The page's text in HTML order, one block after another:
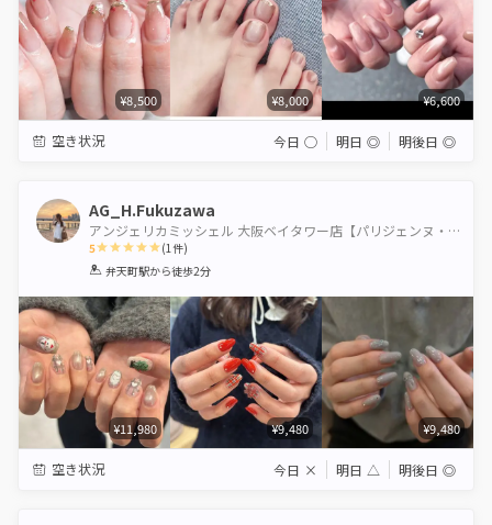
¥8,500 ¥8,000 ¥6,600
空き状況 今日 ◯ 明日 ◎ 明後日 ◎
AG_H.Fukuzawa
アンジェリカミッシェル 大阪ベイタワー店【パリジェンヌ・パラジェル認定サロン】
5
1 2 3 4 5
(1 件)
弁天町駅から徒歩2分
¥11,980 ¥9,480 ¥9,480
空き状況 今日 × 明日 △ 明後日 ◎